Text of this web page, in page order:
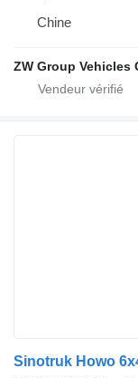
Chine
ZW Group Vehicles